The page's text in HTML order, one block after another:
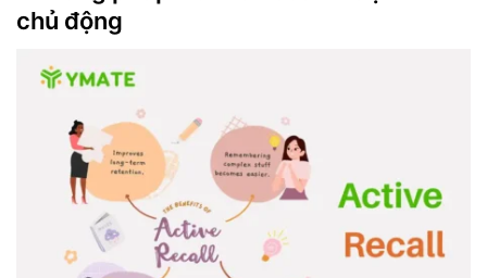
chủ động